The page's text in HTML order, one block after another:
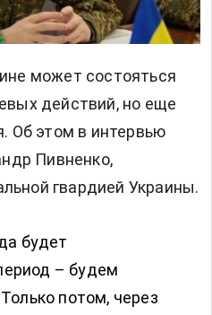
может состояться
действий, но еще
Об этом в интервью
Пивненко,
гвардией Украины.
будет
– будем
потом, через